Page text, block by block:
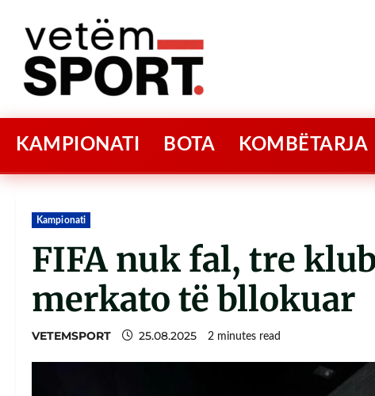
KAMPIONATI BOTA KOMBËTARJA
Kampionati
FIFA nuk fal, tre
merkato të bllokuar
VETEMSPORT 25.08.2025 2 minutes read